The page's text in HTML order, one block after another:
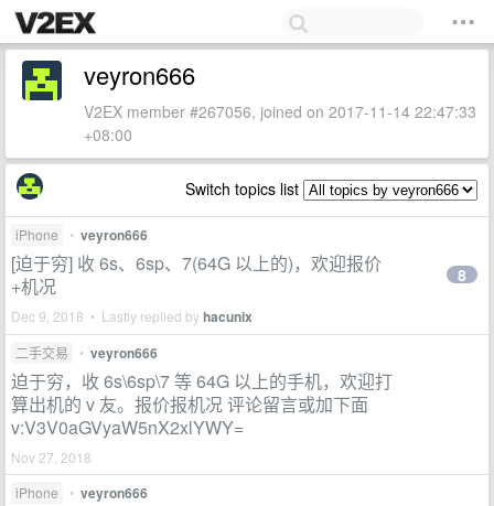
veyron666
V2EX member #267056, joined on 2017-11-14 22:47:33
+08:00
Switch topics list
iPhone • veyron666
[迫于穷] 收 6s、6sp、7(64G 以上的)，欢迎报价
+机况
Dec 9, 2018 • Lastly replied byhacunix
8
二手交易 • veyron666
迫于穷，收 6s\6sp\7 等 64G 以上的手机，欢迎打
算出机的 v 友。报价报机况 评论留言或加下面
v:V3V0aGVyaW5nX2xlYWY=
Nov 27, 2018
iPhone
• veyron666